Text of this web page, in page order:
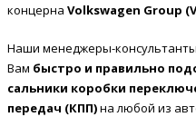
концерна Volkswagen Group (
Наши менеджеры-
Вам быстро и правильно
сальники коробки
передач (КПП)на любой из